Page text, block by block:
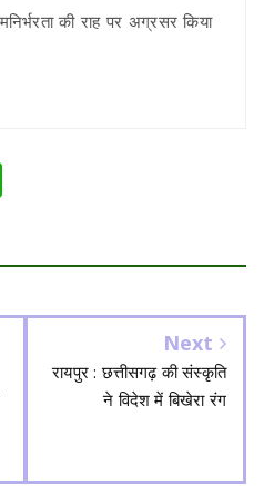
की राह पर अग्रसर किया
Next
रायपुर : छत्तीसगढ़ की संस्कृति
ने विदेश में बिखेरा रंग